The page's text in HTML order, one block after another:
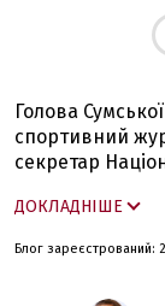
Голова
спортивний
секретар
ДОКЛАДНІШЕ
Блог зареєстрований: